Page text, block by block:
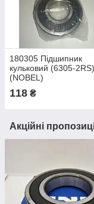
180305 Підшипник
кульковий (6305-2RS)
(NOBEL)
118 ₴
Акційні